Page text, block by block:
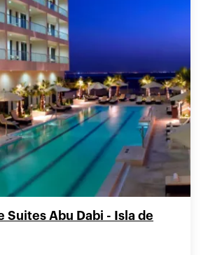
Suites Abu Dabi - Isla de